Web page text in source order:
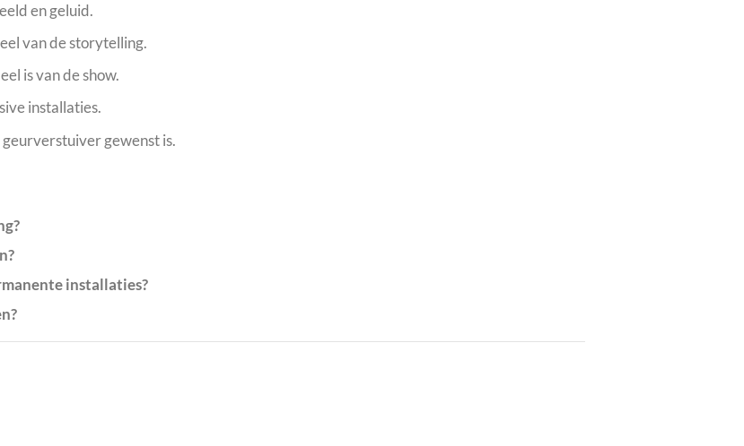
en geluid.
van de storytelling.
is van de show.
installaties.
gewenst is.
installaties?